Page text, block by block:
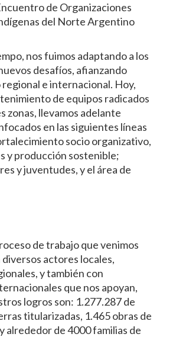
de Organizaciones
del Norte Argentino
nos fuimos adaptando a los
desafíos, afianzando
e internacional. Hoy,
de equipos radicados
zonas, llevamos adelante
en las siguientes líneas
socio organizativo,
y producción sostenible;
y juventudes, y el área de
de trabajo que venimos
actores locales,
y también con
que nos apoyan,
logros son: 1.277.287 de
titularizadas, 1.465 obras de
alrededor de 4000 familias de